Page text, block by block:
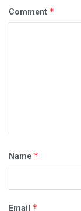
Comment *
Name *
Email *